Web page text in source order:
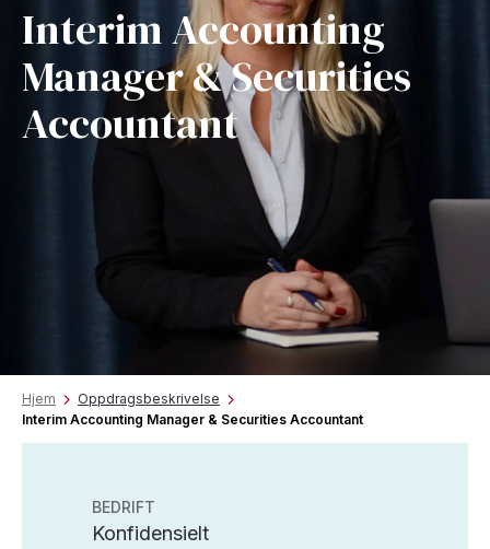
Interim Accounting
Manager & Securities
Accountant
Hjem
Oppdragsbeskrivelse
Interim Accounting Manager & Securities Accountant
BEDRIFT
Konfidensielt